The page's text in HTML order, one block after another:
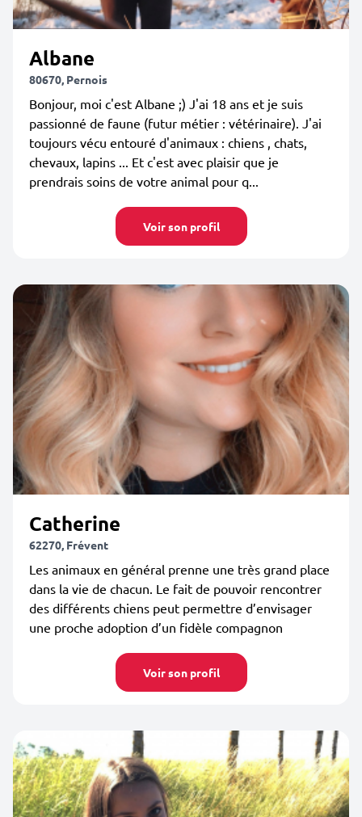
Albane
80670, Pernois
Bonjour, moi c'est Albane ;) J'ai 18 ans et je suis
passionné de faune (futur métier : vétérinaire). J'ai
toujours vécu entouré d'animaux : chiens , chats,
chevaux, lapins ... Et c'est avec plaisir que je
prendrais soins de votre animal pour q...
Voir son profil
Catherine
62270, Frévent
Les animaux en général prenne une très grand place
dans la vie de chacun. Le fait de pouvoir rencontrer
des différents chiens peut permettre d’envisager
une proche adoption d’un fidèle compagnon
Voir son profil